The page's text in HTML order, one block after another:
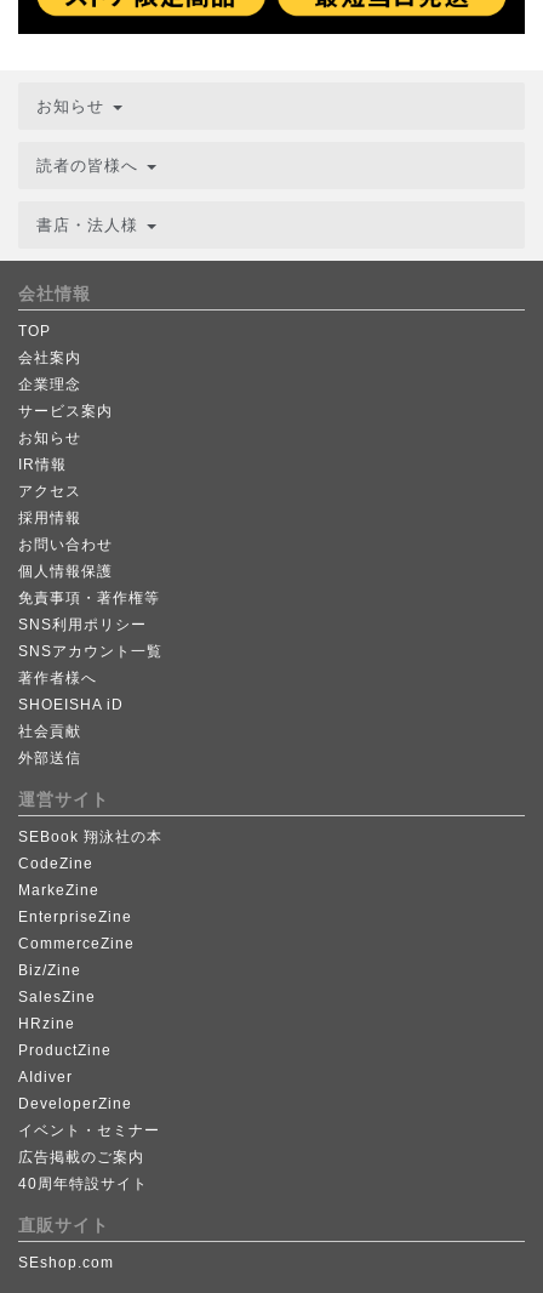
お知らせ
読者の皆様へ
書店・法人様
会社情報
TOP
会社案内
企業理念
サービス案内
お知らせ
IR情報
アクセス
採用情報
お問い合わせ
個人情報保護
免責事項・著作権等
SNS利用ポリシー
SNSアカウント一覧
著作者様へ
SHOEISHA iD
社会貢献
外部送信
運営サイト
SEBook 翔泳社の本
CodeZine
MarkeZine
EnterpriseZine
CommerceZine
Biz/Zine
SalesZine
HRzine
ProductZine
AIdiver
DeveloperZine
イベント・セミナー
広告掲載のご案内
40周年特設サイト
直販サイト
SEshop.com